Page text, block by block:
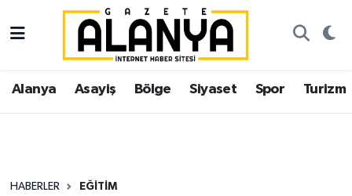
Alanya Asayiş Bölge Siyaset Spor Turizm
HABERLER EĞITIM
Alanya
Asayiş
Siyaset
İstanbul Nöbetçi Eczaneler
İstanbul Hava Durumu
Süper Lig Puan Durumu ve Fikstür